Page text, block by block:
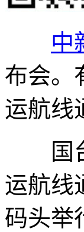
中
布会。
运航线
国台
运航线
码头举